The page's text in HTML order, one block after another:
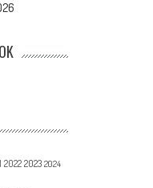
2022 2023 2024